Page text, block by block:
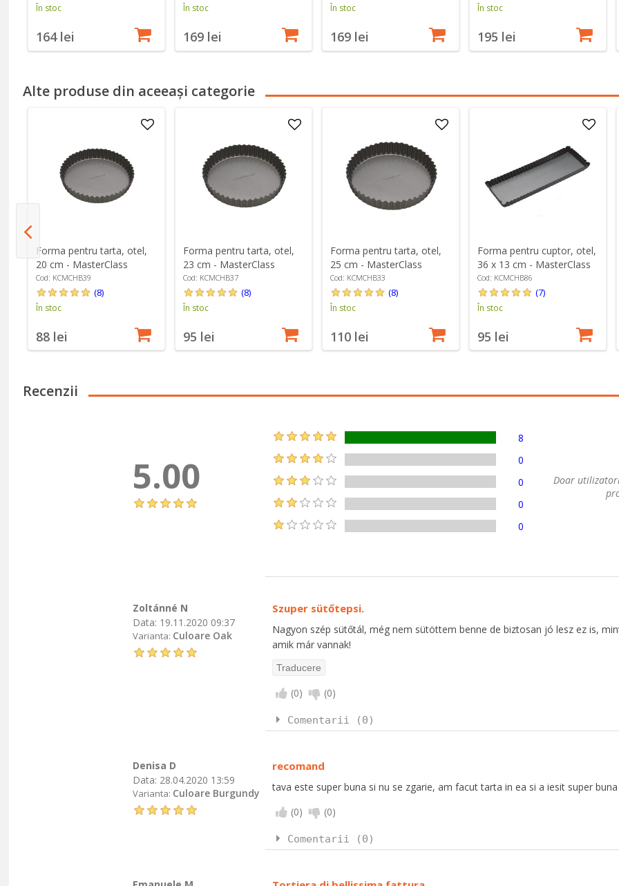
În stoc
164 lei
În stoc
169 lei
În stoc
169 lei
În stoc
195 lei
Alte produse din aceeași categorie
Forma pentru tarta, otel,
20 cm - MasterClass
Cod: KCMCHB39
(8)
În stoc
88 lei
Forma pentru tarta, otel,
23 cm - MasterClass
Cod: KCMCHB37
(8)
În stoc
95 lei
Forma pentru tarta, otel,
25 cm - MasterClass
Cod: KCMCHB33
(8)
În stoc
110 lei
Forma pentru cuptor, otel,
36 x 13 cm - MasterClass
Cod: KCMCHB86
(7)
În stoc
95 lei
Recenzii
5.00
8
0
0
0
0
Doar
Zoltánné N
Data: 19.11.2020 09:37
Varianta: Culoare Oak
Szuper sütőtepsi.
Nagyon szép sütőtál, még nem sütöttem benne de biztosan jó lesz ez is,
amik már vannak!
(0) (0)
Comentarii (0)
Denisa D
Data: 28.04.2020 13:59
Varianta: Culoare Burgundy
recomand
tava este super buna si nu se zgarie, am facut tarta in ea si a iesit super buna
(0) (0)
Comentarii (0)